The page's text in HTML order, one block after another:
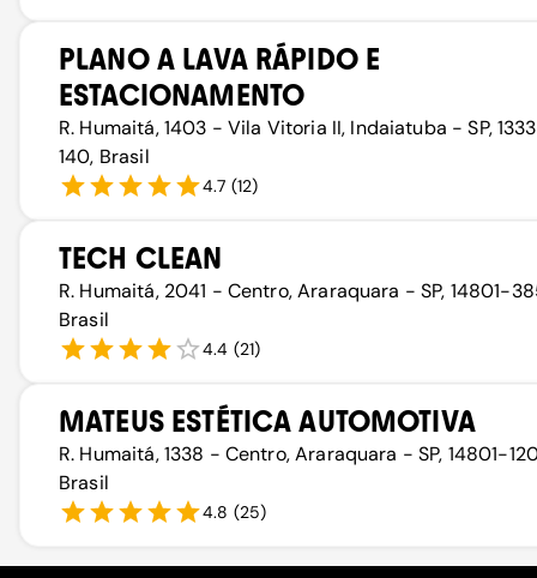
PLANO A LAVA RÁPIDO E
ESTACIONAMENTO
R. Humaitá, 1403 - Vila Vitoria II, Indaiatuba - SP,
140, Brasil
4.7 (12)
TECH CLEAN
R. Humaitá, 2041 - Centro, Araraquara - SP, 14801-
Brasil
4.4 (21)
MATEUS ESTÉTICA AUTOMOTIVA
R. Humaitá, 1338 - Centro, Araraquara - SP, 14801-
Brasil
4.8 (25)